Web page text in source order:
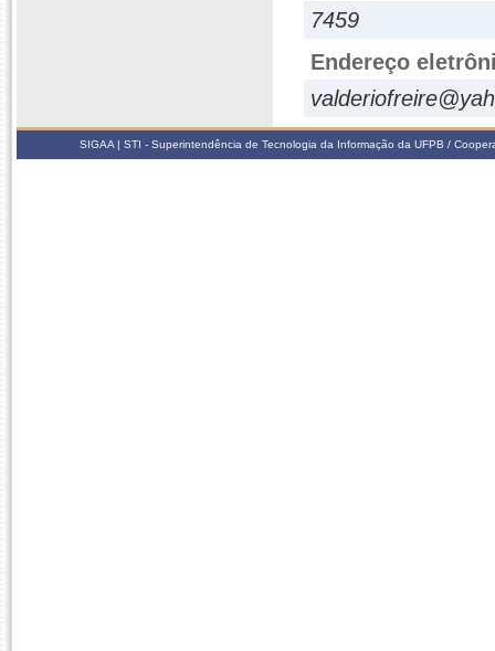
7459
Endereço
SIGAA | STI - Superintendência de Tecnologia da Informação da UFPB /